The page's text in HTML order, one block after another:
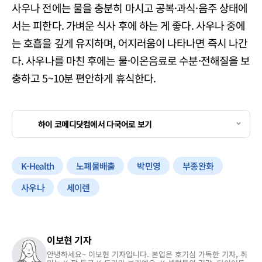
사우나 전에는 물을 충분히 마시고 공복·과식·음주 상태에
서는 피한다. 가벼운 식사 후에 하는 게 좋다. 사우나 중에
는 호흡을 깊게 유지하며, 어지러움이 나타나면 즉시 나간
다. 사우나를 마친 후에는 물·이온음료로 수분·전해질을 보
충하고 5~10분 편안하게 휴식한다.
하이 코메디닷컴에서 다국어로 보기
K-Health 노폐물배출 박민영
부종완화
사우나
세이렌
이보현 기자
안녕하세요~ 이보현 기자입니다. 본업은 호기심 가득한 기자, 취